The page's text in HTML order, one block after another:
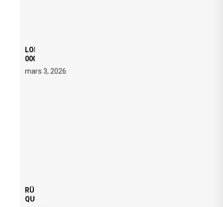
LOI ANTI FREE PARTY : SIX MOIS DE PRISON ET 5
000 € D’AMENDE PROPOSÉS LE 9 AVRIL
mars 3, 2026
RÜFÜS DU SOL LANCE UNE RÉSIDENCE DJ SET DE
QUATRE DATES À PACHA IBIZA EN JUILLET 2026